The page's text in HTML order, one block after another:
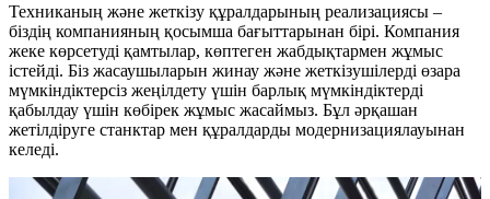
Техниканың және жеткізу құралдарының реализациясы –
біздің компанияның қосымша бағыттарынан бірі. Компания
жеке көрсетуді қамтылар, көптеген жабдықтармен жұмыс
істейді. Біз жасаушыларын жинау және жеткізушілерді өзара
мүмкіндіктерсіз жеңілдету үшін барлық мүмкіндіктерді
қабылдау үшін көбірек жұмыс жасаймыз. Бұл әрқашан
жетілдіруге станктар мен құралдарды модернизациялауынан
келеді.